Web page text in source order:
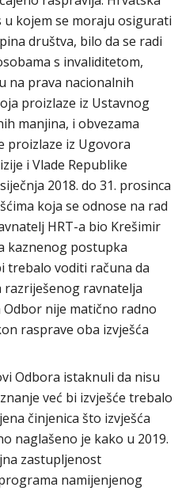
u kojem se moraju osigurati
društva, bilo da se radi
s invaliditetom,
na prava nacionalnih
proizlaze iz Ustavnog
manjina, i obvezama
proizlaze iz Ugovora
i Vlade Republike
2018. do 31. prosinca
koja se odnose na rad
HRT-a bio Krešimir
kaznenog postupka
trebalo voditi računa da
razriješenog ravnatelja
Odbor nije matično radno
rasprave oba izvješća
Odbora istaknuli da nisu
već bi izvješće trebalo
činjenica što izvješća
naglašeno je kako u 2019.
zastupljenost
namijenjenog